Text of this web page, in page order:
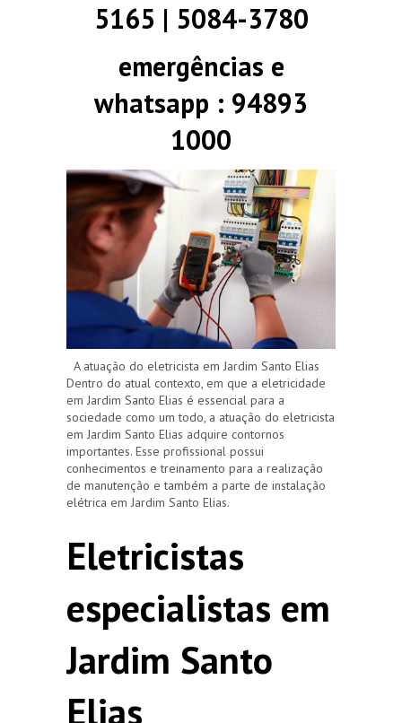
5165 | 5084-3780
emergências e
whatsapp : 94893
1000
A atuação do eletricista em Jardim Santo Elias
Dentro do atual contexto, em que a eletricidade
em Jardim Santo Elias é essencial para a
sociedade como um todo, a atuação do eletricista
em Jardim Santo Elias adquire contornos
importantes. Esse profissional possui
conhecimentos e treinamento para a realização
de manutenção e também a parte de instalação
elétrica em Jardim Santo Elias.
Eletricistas
especialistas em
Jardim Santo
Elias